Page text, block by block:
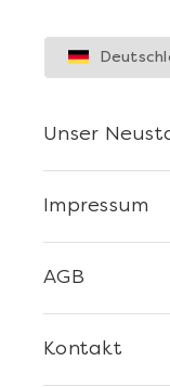
Sushi
Kontakt
AGB
Impressum
Unser